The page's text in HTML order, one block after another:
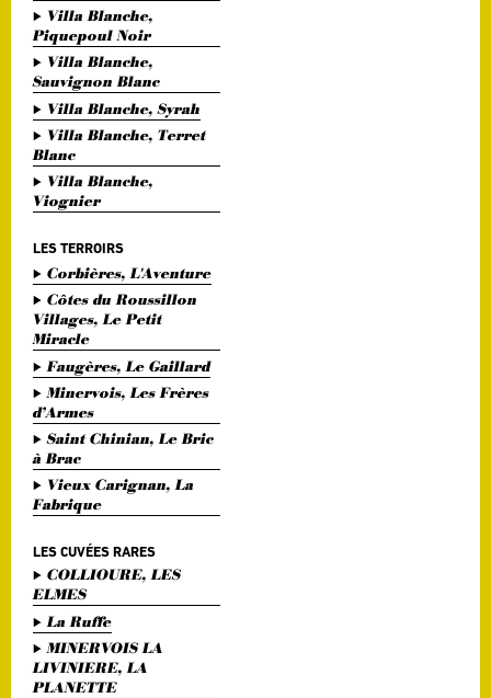
Villa Blanche,
Piquepoul Noir
Villa Blanche,
Sauvignon Blanc
Villa Blanche, Syrah
Villa Blanche, Terret
Blanc
Villa Blanche,
Viognier
LES TERROIRS
Corbières, L'Aventure
Côtes du Roussillon
Villages, Le Petit
Miracle
Faugères, Le Gaillard
Minervois, Les Frères
d’Armes
Saint Chinian, Le Bric
à Brac
Vieux Carignan, La
Fabrique
LES CUVÉES RARES
COLLIOURE, LES
ELMES
La Ruffe
MINERVOIS LA
LIVINIERE, LA
PLANETTE